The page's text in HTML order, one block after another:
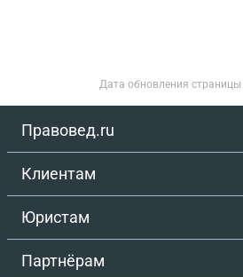
регистрировались и то это
аэроэкспрессов в итоге деньги
другой день нам отказали, при
закрыто и нас не пустят, в
платим за гостиницу. Вопрос
Дата обновления страницы
Правовед.ru
Клиентам
Юристам
Партнёрам